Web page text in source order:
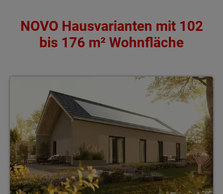
NOVO Hausvarianten mit 102
bis 176 m² Wohnfläche